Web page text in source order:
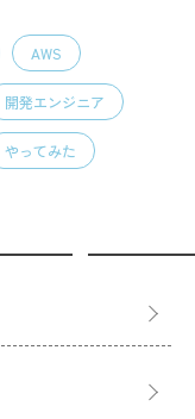
AWS
開発エンジニア
やってみた